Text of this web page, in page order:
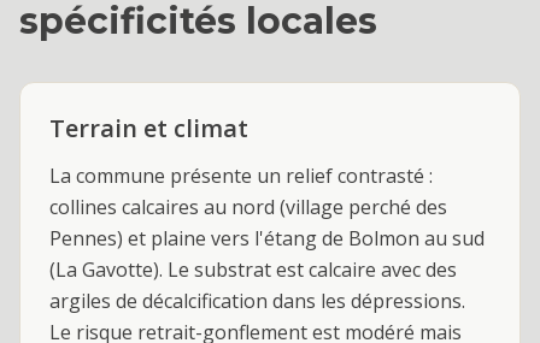
spécificités locales
Terrain et climat
La commune présente un relief contrasté :
collines calcaires au nord (village perché des
Pennes) et plaine vers l'étang de Bolmon au sud
(La Gavotte). Le substrat est calcaire avec des
argiles de décalcification dans les dépressions.
Le risque retrait-gonflement est modéré mais